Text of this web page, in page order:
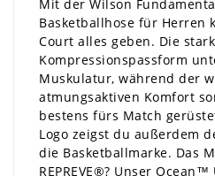
Mit der Wilson
Basketballhose für Herren
Court alles geben. Die
Kompressionspassform
Muskulatur, während der
atmungsaktiven Komfort
bestens fürs Match
Logo zeigst du außerdem
die Basketballmarke. Das
REPREVE®? Unser